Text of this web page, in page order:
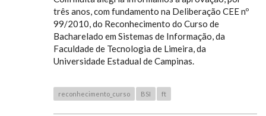
três anos, com fundamento na Deliberação CEE nº
99/2010, do Reconhecimento do Curso de
Bacharelado em Sistemas de Informação, da
Faculdade de Tecnologia de Limeira, da
Universidade Estadual de Campinas.
reconhecimento_curso BSI ft